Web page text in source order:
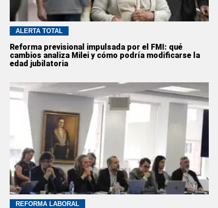
ALERTA TOTAL
Reforma previsional impulsada por el FMI: qué
cambios analiza Milei y cómo podría modificarse la
edad jubilatoria
REFORMA LABORAL